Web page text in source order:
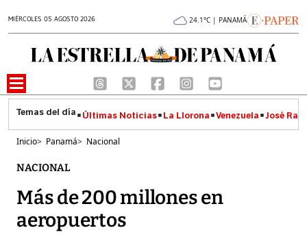
MIÉRCOLES 05 AGOSTO 2026 24.1°C | PANAMÁ
Últimas Noticias La Llorona Venezuela José
Inicio> Panamá> Nacional
NACIONAL
Más de 200 millones en
aeropuertos